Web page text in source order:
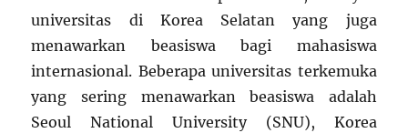
universitas di Korea Selatan yang juga
menawarkan beasiswa bagi mahasiswa
internasional. Beberapa universitas terkemuka
yang sering menawarkan beasiswa adalah
Seoul National University (SNU), Korea